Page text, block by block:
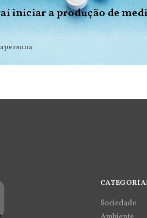
iniciar a produção de
Sociedade